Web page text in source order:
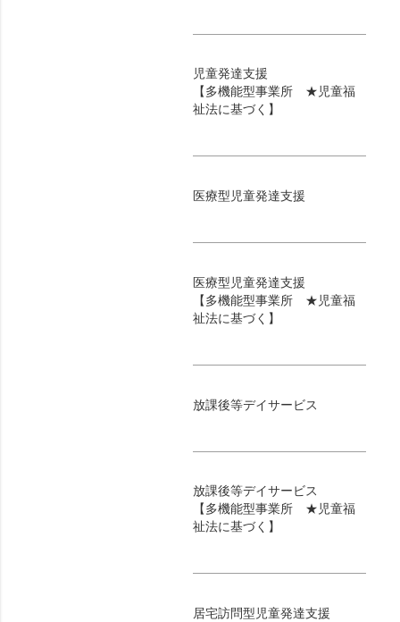
児童発達支援
【多機能型事業所 ★児童福
祉法に基づく】
医療型児童発達支援
医療型児童発達支援
【多機能型事業所 ★児童福
祉法に基づく】
放課後等デイサービス
放課後等デイサービス
【多機能型事業所 ★児童福
祉法に基づく】
居宅訪問型児童発達支援